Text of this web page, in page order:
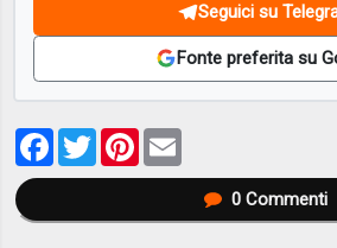
Seguici su
Fonte preferita su
Facebook
TwitterPinterest
0Commenti